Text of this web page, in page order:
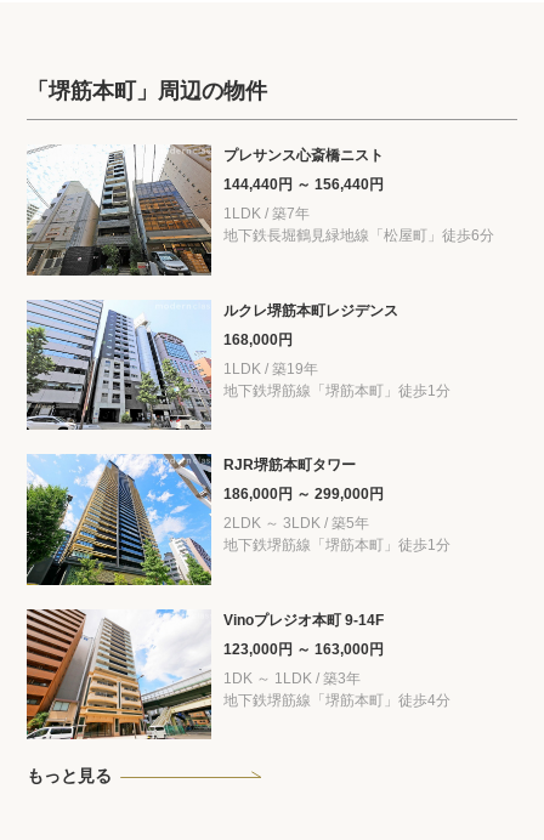
「堺筋本町」周辺の物件
プレサンス心斎橋ニスト
144,440円 ～ 156,440円
1LDK / 築7年
地下鉄長堀鶴見緑地線「松屋町」徒歩6分
ルクレ堺筋本町レジデンス
168,000円
1LDK / 築19年
地下鉄堺筋線「堺筋本町」徒歩1分
RJR堺筋本町タワー
186,000円 ～ 299,000円
2LDK ～ 3LDK / 築5年
地下鉄堺筋線「堺筋本町」徒歩1分
Vinoプレジオ本町 9-14F
123,000円 ～ 163,000円
1DK ～ 1LDK / 築3年
地下鉄堺筋線「堺筋本町」徒歩4分
もっと見る